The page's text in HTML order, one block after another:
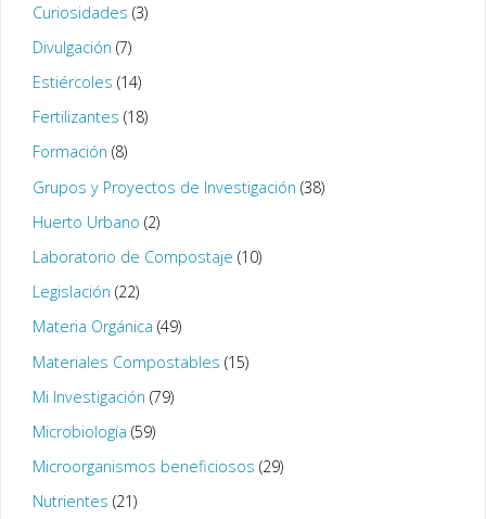
Curiosidades (3)
Divulgación (7)
Estiércoles (14)
Fertilizantes (18)
Formación (8)
Grupos y Proyectos de Investigación (38)
Huerto Urbano (2)
Laboratorio de Compostaje (10)
Legislación (22)
Materia Orgánica (49)
Materiales Compostables (15)
Mi Investigación (79)
Microbiología (59)
Microorganismos beneficiosos (29)
Nutrientes (21)